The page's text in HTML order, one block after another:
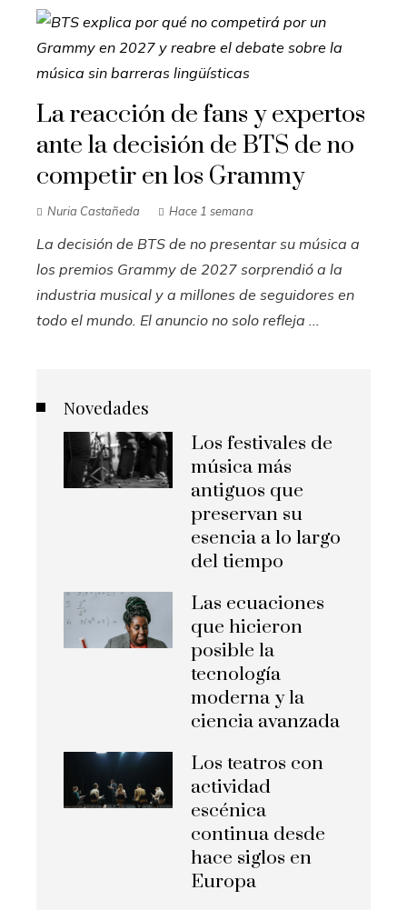
La reacción de fans y expertos
ante la decisión de BTS de no
competir en los Grammy
Nuria Castañeda Hace 1 semana
La decisión de BTS de no presentar su música a
los premios Grammy de 2027 sorprendió a la
industria musical y a millones de seguidores en
todo el mundo. El anuncio no solo refleja ...
Novedades
Los festivales de
música más
antiguos que
preservan su
esencia a lo largo
del tiempo
Las ecuaciones
que hicieron
posible la
tecnología
moderna y la
ciencia avanzada
Los teatros con
actividad
escénica
continua desde
hace siglos en
Europa